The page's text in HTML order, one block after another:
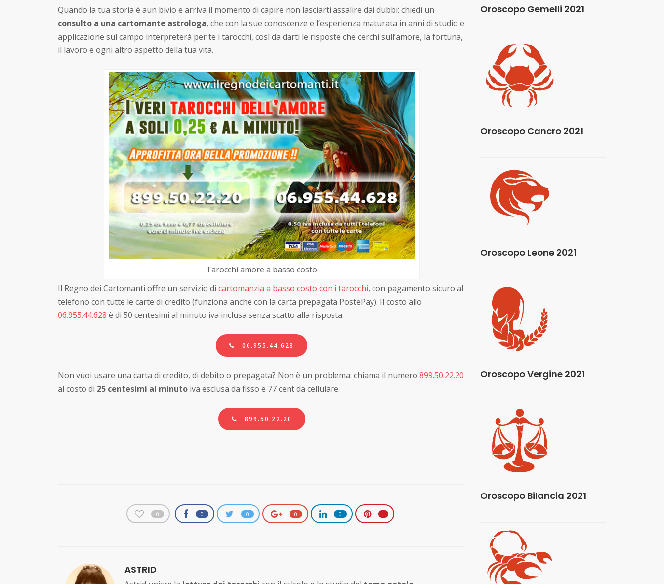
Quando la tua storia è aun bivio e arriva il momento di capire non lasciarti assalire dai dubbi: chiedi un
consulto a una cartomante astrologa, che con la sue conoscenze e l’esperienza maturata in anni di studio e
applicazione sul campo interpreterà per te i tarocchi, così da darti le risposte che cerchi sull’amore, la fortuna,
il lavoro e ogni altro aspetto della tua vita.
Tarocchi amore a basso costo
Il Regno dei Cartomanti offre un servizio di cartomanzia a basso costo con i tarocchi, con pagamento sicuro al
telefono con tutte le carte di credito (funziona anche con la carta prepagata PostePay). Il costo allo
06.955.44.628 è di 50 centesimi al minuto iva inclusa senza scatto alla risposta.
06.955.44.628
Non vuoi usare una carta di credito, di debito o prepagata? Non è un problema: chiama il numero 899.50.22.20
al costo di 25 centesimi al minuto iva esclusa da fisso e 77 cent da cellulare.
899.50.22.20
0 0 0 0 0
ASTRID
Oroscopo Gemelli 2021
Oroscopo Cancro 2021
Oroscopo Leone 2021
Oroscopo Vergine 2021
Oroscopo Bilancia 2021